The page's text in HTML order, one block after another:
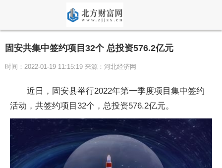
固安共集中签约项目32个 总投资576.2亿元
时间：2022-01-19 11:15:19 来源：河北经济网
近日，固安县举行2022年第一季度项目集中签约
活动，共签约项目32个，总投资576.2亿元。